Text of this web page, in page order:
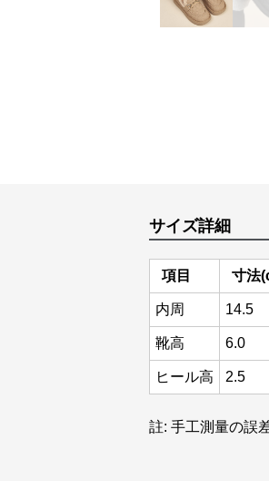
サイズ詳細
項目 寸法
内周 14.5
靴高 6.0
ヒール高 2.5
註: 手工測量の誤